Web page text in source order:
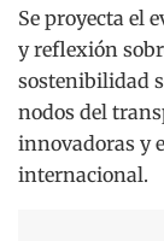
Se proyecta el
y reflexión
sostenibilidad
nodos del
innovadoras y
internacional.